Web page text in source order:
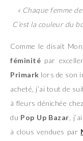
« Chaque femme
C’est la couleur du
Comme le disait
féminité par
Primark lors de son
acheté, j’ai tout de
à fleurs dénichée
du Pop Up Bazar,
à clous vendues par